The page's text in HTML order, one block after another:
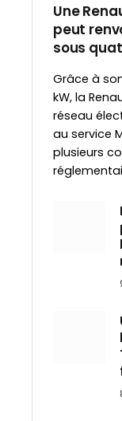
Une
peut
sous
Grâce à
kW, la
réseau
au service
plusieurs